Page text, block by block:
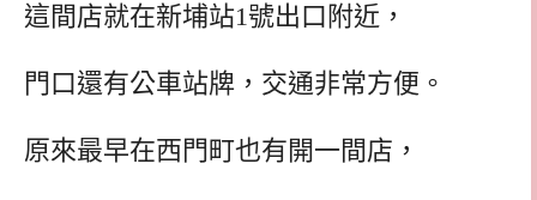
這間店就在新埔站1號出口附近，
門口還有公車站牌，交通非常方便。
原來最早在西門町也有開一間店，